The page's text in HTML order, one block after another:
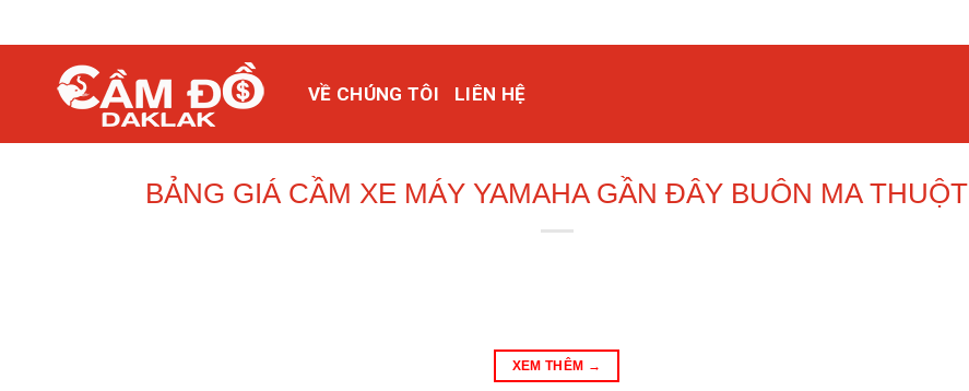
VỀ CHÚNG TÔI LIÊN HỆ
BẢNG GIÁ CẦM XE MÁY YAMAHA GẦN ĐÂY BUÔN MA THUỘT
XEM THÊM →